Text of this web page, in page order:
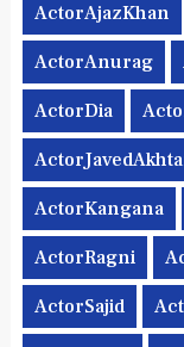
ActorAjazKhan
ActorAnurag
ActorDia
ActorKangana
ActorRagni
ActorSajid